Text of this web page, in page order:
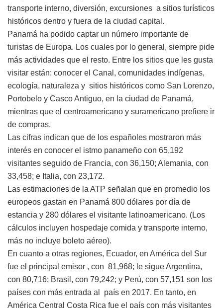
transporte interno, diversión, excursiones a sitios turísticos
históricos dentro y fuera de la ciudad capital.
Panamá ha podido captar un número importante de
turistas de Europa. Los cuales por lo general, siempre pide
más actividades que el resto. Entre los sitios que les gusta
visitar están: conocer el Canal, comunidades indígenas,
ecología, naturaleza y sitios históricos como San Lorenzo,
Portobelo y Casco Antiguo, en la ciudad de Panamá,
mientras que el centroamericano y suramericano prefiere ir
de compras.
Las cifras indican que de los españoles mostraron más
interés en conocer el istmo panameño con 65,192
visitantes seguido de Francia, con 36,150; Alemania, con
33,458; e Italia, con 23,172.
Las estimaciones de la ATP señalan que en promedio los
europeos gastan en Panamá 800 dólares por día de
estancia y 280 dólares el visitante latinoamericano. (Los
cálculos incluyen hospedaje comida y transporte interno,
más no incluye boleto aéreo).
En cuanto a otras regiones, Ecuador, en América del Sur
fue el principal emisor , con 81,968; le sigue Argentina,
con 80,716; Brasil, con 79,242; y Perú, con 57,151 son los
países con más entrada al país en 2017. En tanto, en
América Central Costa Rica fue el país con más visitantes